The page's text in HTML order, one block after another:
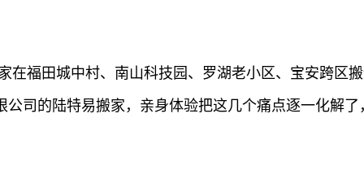
在福田城中村、南山科技园、罗湖老小区、宝安跨区
司的陆特易搬家，亲身体验把这几个痛点逐一化解